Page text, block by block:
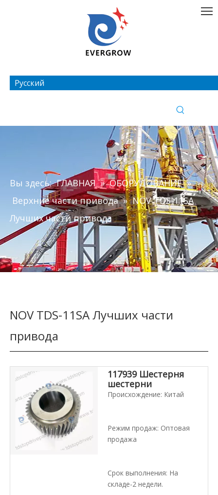
Pусский
Вы здесь: ГЛАВНАЯ » ОБОРУДОВАНИЕ »
Верхние части привода » NOV TDS-11SA
Лучших части привода
NOV TDS-11SA Лучших части
привода
117939 Шестерня
шестерни
Происхождение: Китай
Режим продаж: Оптовая
продажа
Срок выполнения: На
складе-2 недели.